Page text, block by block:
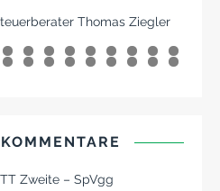
0 1 2 3 4 5 6
4 5 6 7 8 9 0 1 2
Zweite – SpVgg